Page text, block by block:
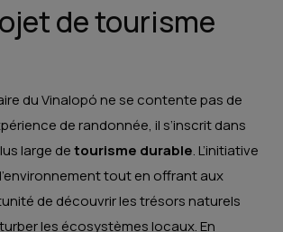
de tourisme
du Vinalopó ne se contente pas de
de randonnée, il s’inscrit dans
large detourisme durable. L’initiative
tout en offrant aux
de découvrir les trésors naturels
les écosystèmes locaux. En